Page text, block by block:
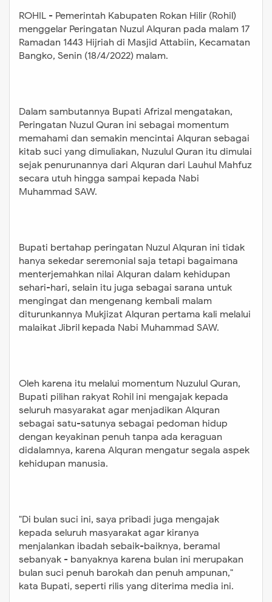
sambutannya Bupati Afrizal
mengatakan, Peringatan Nuzul
Quran ini sebagai momentum
memahami dan semakin mencintai
dimulai sejak penurunannya dari
Alquran dari Lauhul Mahfuz secara
utuh hingga sampai kepada Nabi
Muhammad SAW. Bupati bertahap
peringatan Nuzul Alquran ini tidak
hanya sekedar seremonial saja
tetapi bagaimana menterjemahkan
sarana untuk mengingat dan
mengenang kembali malam
diturunkannya Mukjizat Alquran
pertama kali melalui malaikat Jibril
kepada Nabi Muhammad SAW. Oleh
karena itu melalui momentum
Alquran sebagai satu-satunya
sebagai pedoman hidup dengan
keyakinan penuh tanpa ada
keraguan didalamnya, karena
Alquran mengatur segala aspek
kehidupan manusia. "Di bulan suci
kiranya menjalankan ibadah sebaik-
baiknya, beramal sebanyak -
banyaknya karena bulan ini
merupakan bulan suci penuh
barokah dan penuh ampunan," kata
Bupati, seperti rilis yang diterima
ROHIL - Pemerintah Kabupaten Rokan Hilir (Rohil)
menggelar Peringatan Nuzul Alquran pada malam 17
Ramadan 1443 Hijriah di Masjid Attabiin, Kecamatan
Bangko, Senin (18/4/2022) malam.
Dalam sambutannya Bupati Afrizal mengatakan,
Peringatan Nuzul Quran ini sebagai momentum
memahami dan semakin mencintai Alquran sebagai
kitab suci yang dimuliakan, Nuzulul Quran itu dimulai
sejak penurunannya dari Alquran dari Lauhul Mahfuz
secara utuh hingga sampai kepada Nabi
Muhammad SAW.
Bupati bertahap peringatan Nuzul Alquran ini tidak
hanya sekedar seremonial saja tetapi bagaimana
menterjemahkan nilai Alquran dalam kehidupan
sehari-hari, selain itu juga sebagai sarana untuk
mengingat dan mengenang kembali malam
diturunkannya Mukjizat Alquran pertama kali melalui
malaikat Jibril kepada Nabi Muhammad SAW.
Oleh karena itu melalui momentum Nuzulul Quran,
Bupati pilihan rakyat Rohil ini mengajak kepada
seluruh masyarakat agar menjadikan Alquran
sebagai satu-satunya sebagai pedoman hidup
dengan keyakinan penuh tanpa ada keraguan
didalamnya, karena Alquran mengatur segala aspek
kehidupan manusia.
"Di bulan suci ini, saya pribadi juga mengajak
kepada seluruh masyarakat agar kiranya
menjalankan ibadah sebaik-baiknya, beramal
sebanyak - banyaknya karena bulan ini merupakan
bulan suci penuh barokah dan penuh ampunan,"
kata Bupati, seperti rilis yang diterima media ini.